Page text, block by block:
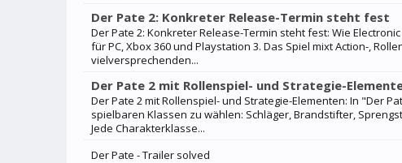
Der Pate 2: Konkreter Release-Termin steht fest
Der Pate 2: Konkreter Release-Termin steht fest: Wie
für PC, Xbox 360 und Playstation 3. Das Spiel mixt Action-,
vielversprechenden...
Der Pate 2 mit Rollenspiel- und Strategie-
Der Pate 2 mit Rollenspiel- und Strategie-Elementen: In "Der
spielbaren Klassen zu wählen: Schläger, Brandstifter,
Jede Charakterklasse...
Der Pate - Trailer solved